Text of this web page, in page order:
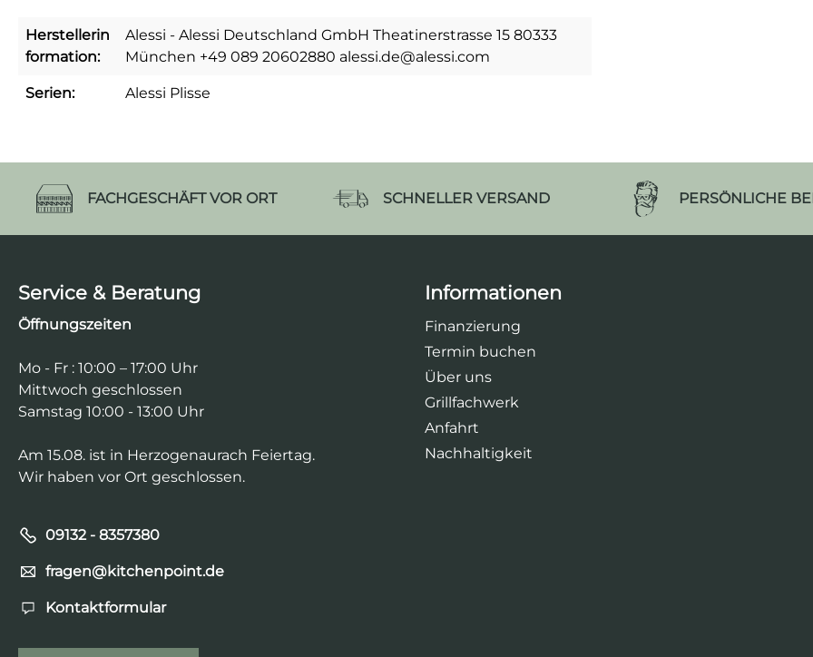
Herstellerin
formation:
Alessi - Alessi Deutschland GmbH Theatinerstrasse 15 80333
München +49 089 20602880 alessi.de@alessi.com
Serien: Alessi Plisse
FACHGESCHÄFT VOR ORT SCHNELLER VERSAND PERSÖNLICHE
Service & Beratung
Öffnungszeiten
Mo - Fr : 10:00 – 17:00 Uhr
Mittwoch geschlossen
Samstag 10:00 - 13:00 Uhr
Am 15.08. ist in Herzogenaurach Feiertag.
Wir haben vor Ort geschlossen.
09132 - 8357380‬
fragen@kitchenpoint.de
Kontaktformular
Informationen
Finanzierung
Termin buchen
Über uns
Grillfachwerk
Anfahrt
Nachhaltigkeit